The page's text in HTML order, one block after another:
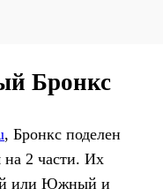
Бронкс
, Бронкс поделен
на 2 части. Их
или Южный и